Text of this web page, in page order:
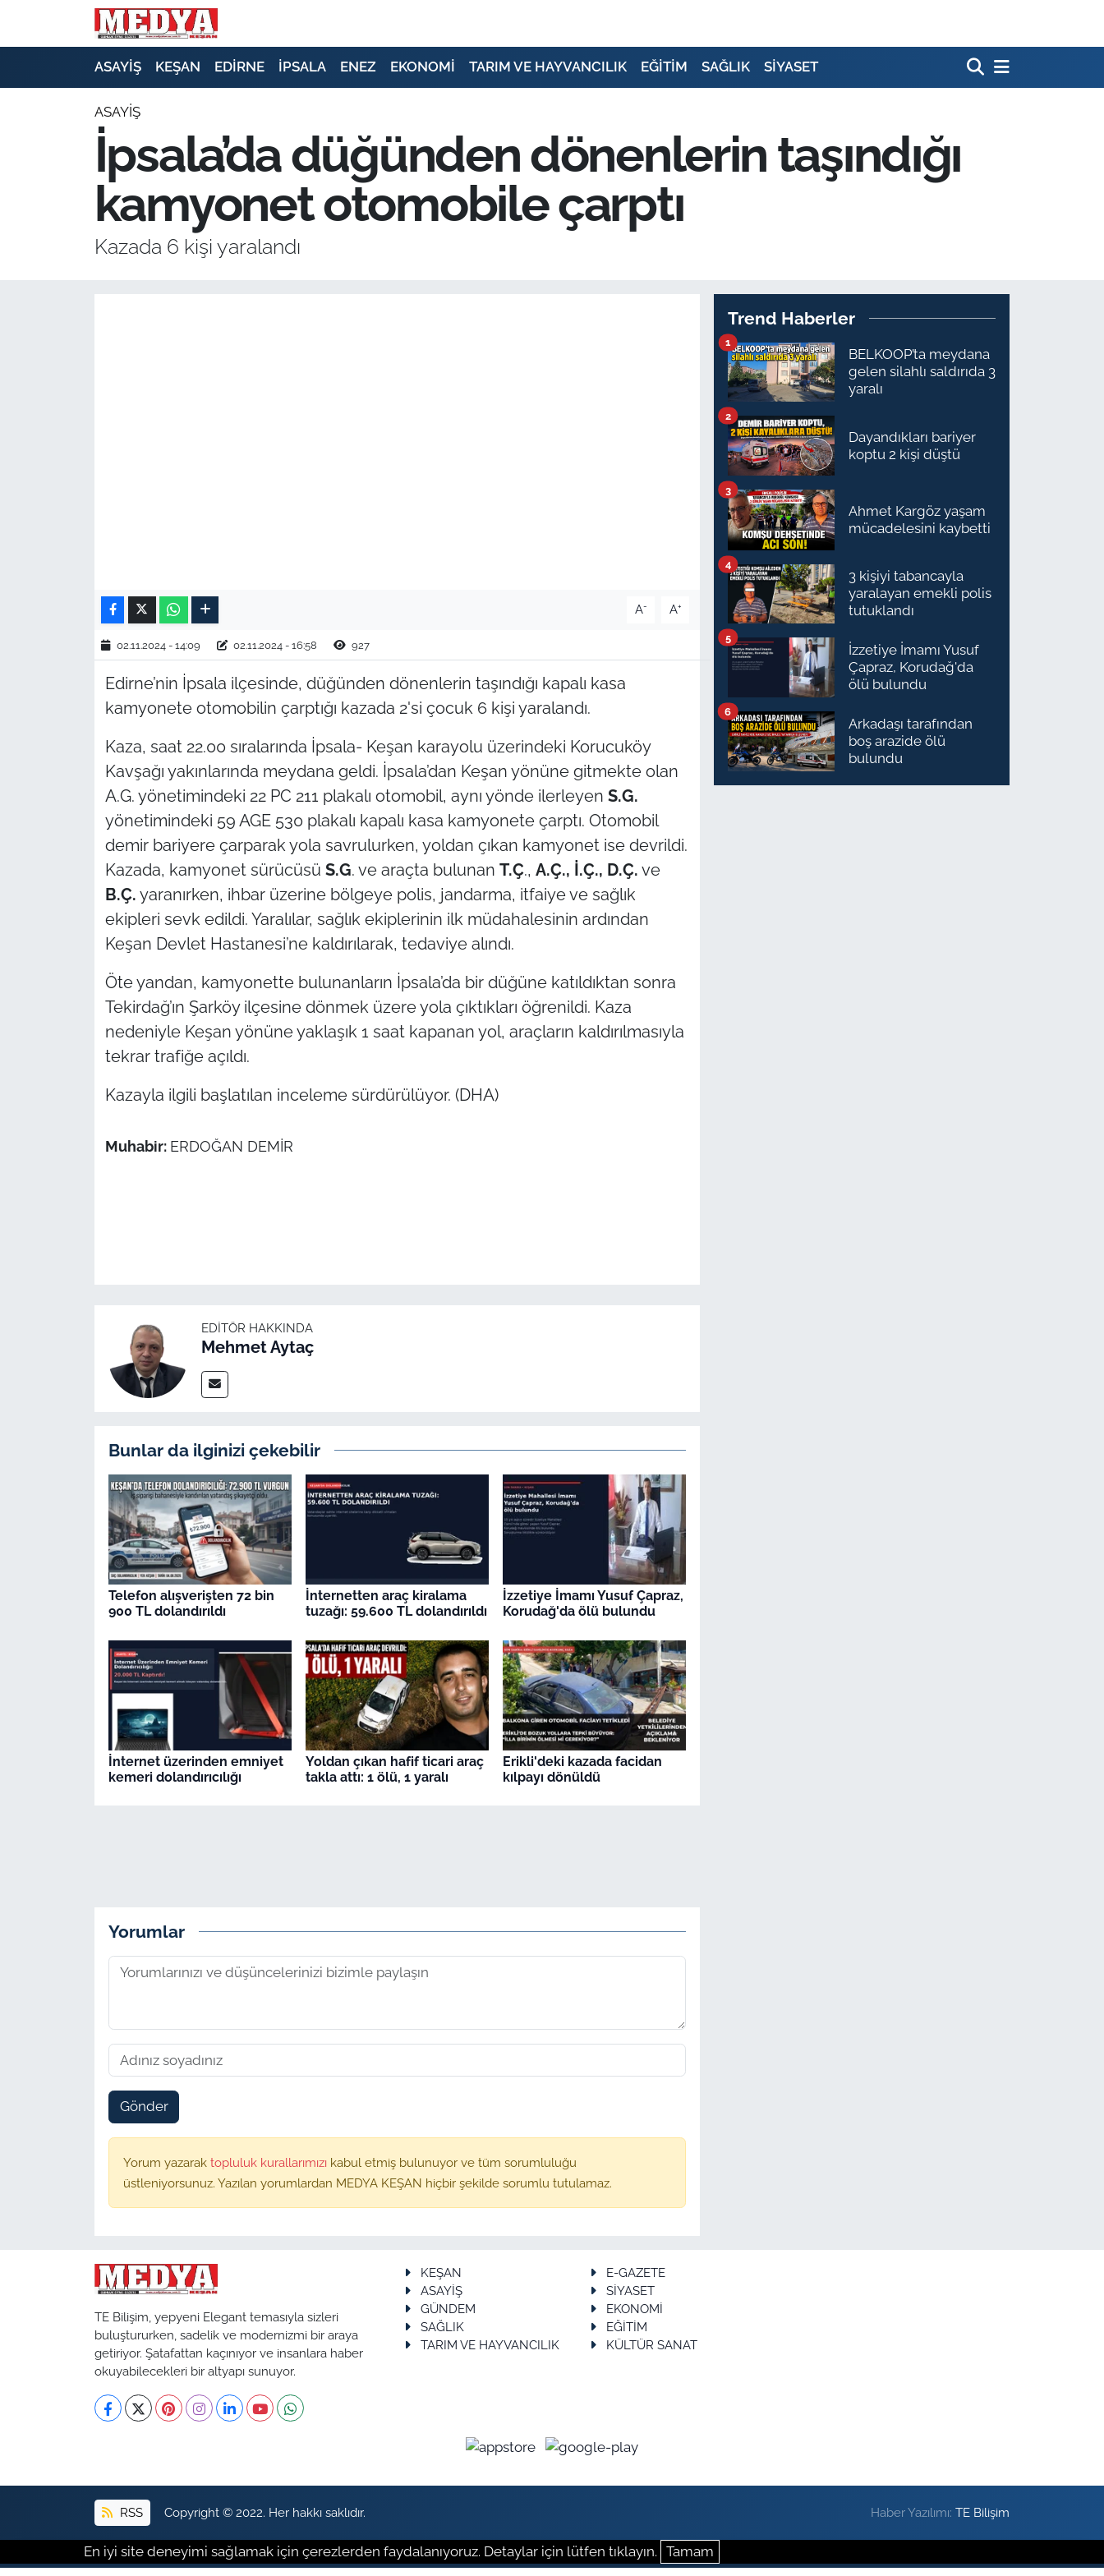
ASAYİŞ KEŞAN EDİRNE İPSALA ENEZ EKONOMİ TARIM VE HAYVANCILIK EĞİTİM SAĞLIK SİYASET
ASAYİŞ
İpsala’da düğünden dönenlerin taşındığı
kamyonet otomobile çarptı
Kazada 6 kişi yaralandı
A- A+
02.11.2024 - 14:09 02.11.2024 - 16:58 927
Edirne’nin İpsala ilçesinde, düğünden dönenlerin taşındığı kapalı kasa
kamyonete otomobilin çarptığı kazada 2'si çocuk 6 kişi yaralandı.
Kaza, saat 22.00 sıralarında İpsala- Keşan karayolu üzerindeki Korucuköy
Kavşağı yakınlarında meydana geldi. İpsala’dan Keşan yönüne gitmekte olan
A.G. yönetimindeki 22 PC 211 plakalı otomobil, aynı yönde ilerleyen S.G.
yönetimindeki 59 AGE 530 plakalı kapalı kasa kamyonete çarptı. Otomobil
demir bariyere çarparak yola savrulurken, yoldan çıkan kamyonet ise devrildi.
Kazada, kamyonet sürücüsü S.G. ve araçta bulunan T.Ç., A.Ç., İ.Ç., D.Ç. ve
B.Ç. yaranırken, ihbar üzerine bölgeye polis, jandarma, itfaiye ve sağlık
ekipleri sevk edildi. Yaralılar, sağlık ekiplerinin ilk müdahalesinin ardından
Keşan Devlet Hastanesi’ne kaldırılarak, tedaviye alındı.
Öte yandan, kamyonette bulunanların İpsala’da bir düğüne katıldıktan sonra
Tekirdağ’ın Şarköy ilçesine dönmek üzere yola çıktıkları öğrenildi. Kaza
nedeniyle Keşan yönüne yaklaşık 1 saat kapanan yol, araçların kaldırılmasıyla
tekrar trafiğe açıldı.
Kazayla ilgili başlatılan inceleme sürdürülüyor. (DHA)
Muhabir: ERDOĞAN DEMİR
EDITÖR HAKKINDA
Mehmet Aytaç
Bunlar da ilginizi çekebilir
Telefon alışverişten 72 bin
900 TL dolandırıldı
İnternetten araç kiralama
tuzağı: 59.600 TL dolandırıldı
İzzetiye İmamı Yusuf Çapraz,
Korudağ'da ölü bulundu
İnternet üzerinden emniyet
kemeri dolandırıcılığı
Yoldan çıkan hafif ticari araç
takla attı: 1 ölü, 1 yaralı
Erikli'deki kazada facidan
kılpayı dönüldü
Yorumlar
Gönder
Yorum yazarak topluluk kurallarımızı kabul etmiş bulunuyor ve tüm sorumluluğu
üstleniyorsunuz. Yazılan yorumlardan MEDYA KEŞAN hiçbir şekilde sorumlu tutulamaz.
Trend Haberler
BELKOOP’ta meydana
gelen silahlı saldırıda 3
yaralı
1
Dayandıkları bariyer
koptu 2 kişi düştü
2
Ahmet Kargöz yaşam
mücadelesini kaybetti
3
3 kişiyi tabancayla
yaralayan emekli polis
tutuklandı
4
İzzetiye İmamı Yusuf
Çapraz, Korudağ'da
ölü bulundu
5
Arkadaşı tarafından
boş arazide ölü
bulundu
6
TE Bilişim, yepyeni Elegant temasıyla sizleri
buluştururken, sadelik ve modernizmi bir araya
getiriyor. Şatafattan kaçınıyor ve insanlara haber
okuyabilecekleri bir altyapı sunuyor.
KEŞAN
E-GAZETE
ASAYİŞ
SİYASET
GÜNDEM
EKONOMİ
SAĞLIK
EĞİTİM
TARIM VE HAYVANCILIK
KÜLTÜR SANAT
RSS Copyright © 2022. Her hakkı saklıdır. Haber Yazılımı:TE Bilişim
En iyi site deneyimi sağlamak için çerezlerden faydalanıyoruz. Detaylar için lütfen tıklayın. Tamam
E-GAZETE
SİYASET
TEKİRDAĞ
KIRKLARELİ
TÜRKİYE
Flaş Haber
Dış Haberler
Bilim Teknoloji
Gündem-Eğitim